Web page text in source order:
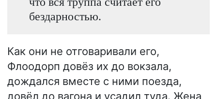
бездарностью.
Как они не отговаривали его,
Флоодорп довёз их до вокзала,
дождался вместе с ними поезда,
довёл до вагона и усадил туда. Жена